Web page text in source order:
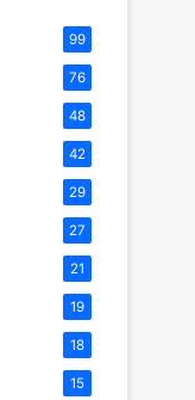
99
76
48
42
29
27
21
19
18
15